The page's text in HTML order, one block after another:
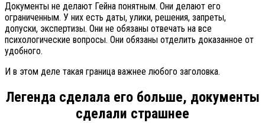
Документы не делают Гейна понятным. Они делают его
ограниченным. У них есть даты, улики, решения, запреты,
допуски, экспертизы. Они не обязаны отвечать на все
психологические вопросы. Они обязаны отделить доказанное от
удобного.
И в этом деле такая граница важнее любого заголовка.
Легенда сделала его больше, документы
сделали страшнее